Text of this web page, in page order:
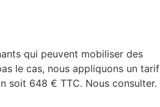
qui peuvent mobiliser des
le cas, nous appliquons un tarif
soit 648 € TTC. Nous consulter.